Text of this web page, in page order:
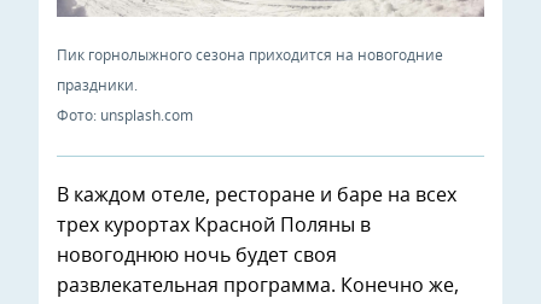
Пик горнолыжного сезона приходится на новогодние
праздники.
Фото: unsplash.com
В каждом отеле, ресторане и баре на всех
трех курортах Красной Поляны в
новогоднюю ночь будет своя
развлекательная программа. Конечно же,